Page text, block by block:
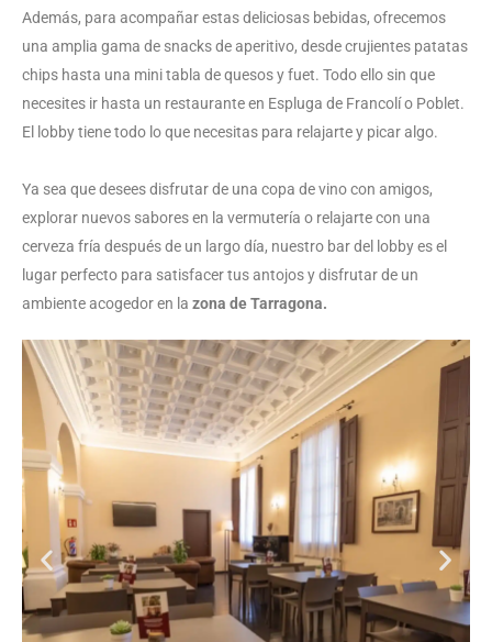
Además, para acompañar estas deliciosas bebidas, ofrecemos
una amplia gama de snacks de aperitivo, desde crujientes patatas
chips hasta una mini tabla de quesos y fuet. Todo ello sin que
necesites ir hasta un restaurante en Espluga de Francolí o Poblet.
El lobby tiene todo lo que necesitas para relajarte y picar algo.
Ya sea que desees disfrutar de una copa de vino con amigos,
explorar nuevos sabores en la vermutería o relajarte con una
cerveza fría después de un largo día, nuestro bar del lobby es el
lugar perfecto para satisfacer tus antojos y disfrutar de un
ambiente acogedor en la zona de Tarragona.